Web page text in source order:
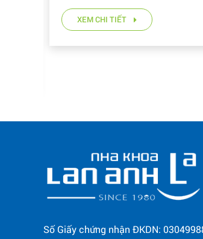
XEM CHI TIẾT
Số Giấy chứng nhận ĐKDN: